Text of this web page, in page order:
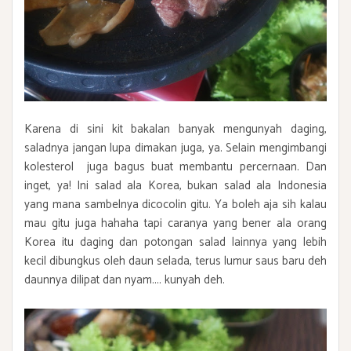
Karena di sini kit bakalan banyak mengunyah daging,
saladnya jangan lupa dimakan juga, ya. Selain mengimbangi
kolesterol juga bagus buat membantu percernaan. Dan
inget, ya! Ini salad ala Korea, bukan salad ala Indonesia
yang mana sambelnya dicocolin gitu. Ya boleh aja sih kalau
mau gitu juga hahaha tapi caranya yang bener ala orang
Korea itu daging dan potongan salad lainnya yang lebih
kecil dibungkus oleh daun selada, terus lumur saus baru deh
daunnya dilipat dan nyam.... kunyah deh.